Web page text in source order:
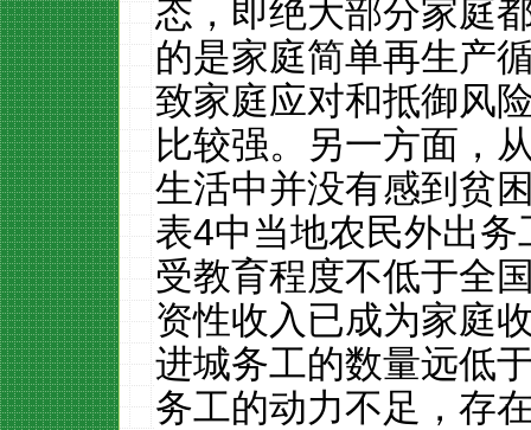
态，即绝大部分家庭
的是家庭简单再生产
致家庭应对和抵御风
比较强。另一方面，
生活中并没有感到贫
表4中当地农民外出
受教育程度不低于全
资性收入已成为家庭
进城务工的数量远低
务工的动力不足，存